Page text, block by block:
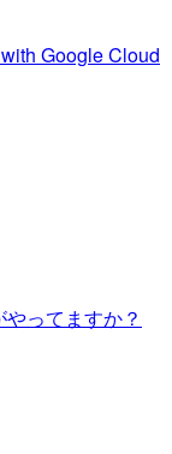
Google Cloud
ってますか？